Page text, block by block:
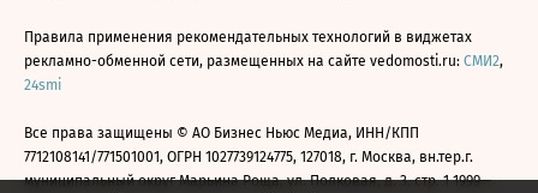
Правила применения рекомендательных технологий в виджетах
рекламно-обменной сети, размещенных на сайте vedomosti.ru: СМИ2,
24smi
Все права защищены © АО Бизнес Ньюс Медиа, ИНН/КПП
7712108141/771501001, ОГРН 1027739124775, 127018, г. Москва, вн.тер.г.
муниципальный округ Марьина Роща, ул. Полковая, д. 3, стр. 1 1999—